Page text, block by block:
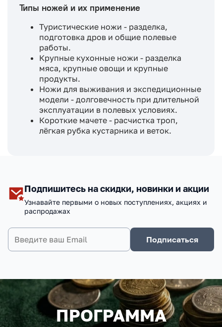
Типы ножей и их применение
Туристические ножи - разделка,
подготовка дров и общие полевые
работы.
Крупные кухонные ножи - разделка
мяса, крупные овощи и крупные
продукты.
Ножи для выживания и экспедиционные
модели - долговечность при длительной
эксплуатации в полевых условиях.
Короткие мачете - расчистка троп,
лёгкая рубка кустарника и веток.
Подпишитесь на скидки, новинки и акции
Узнавайте первыми о новых поступлениях, акциях и
распродажах
Подписаться
ПРОГРАММА